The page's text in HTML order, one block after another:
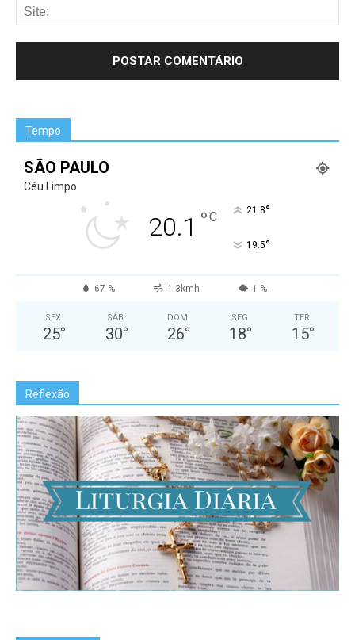
Tempo
SÃO PAULO
Céu Limpo
20.1 °C 21.8°
19.5°
67 % 1.3kmh 1 %
SEX
25°
SÁB
30°
DOM
26°
SEG
18°
TER
15°
Reflexão